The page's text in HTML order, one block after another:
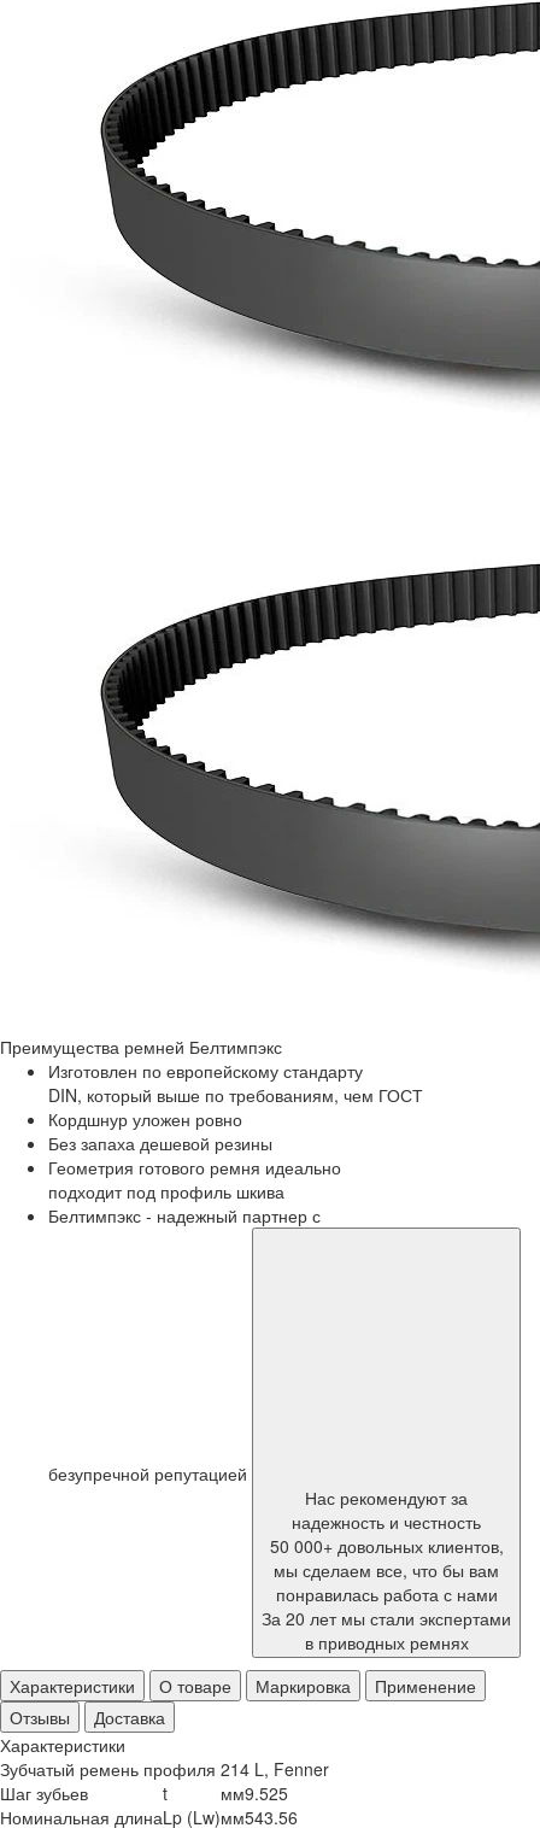
Преимущества ремней Белтимпэкс
Изготовлен по европейскому стандарту
DIN, который выше по требованиям, чем ГОСТ
Кордшнур уложен ровно
Без запаха дешевой резины
Геометрия готового ремня идеально
подходит под профиль шкива
Белтимпэкс - надежный партнер с
безупречной репутацией
Нас рекомендуют за
надежность и честность
50 000+ довольных клиентов,
мы сделаем все, что бы вам
понравилась работа с нами
За 20 лет мы стали экспертами
в приводных ремнях
Характеристики
О товаре Маркировка
Применение
Отзывы
Доставка
Характеристики
Зубчатый ремень профиля 214 L, Fenner
Шаг зубьев
t мм9.525
Номинальная длинаLp (Lw)мм543.56